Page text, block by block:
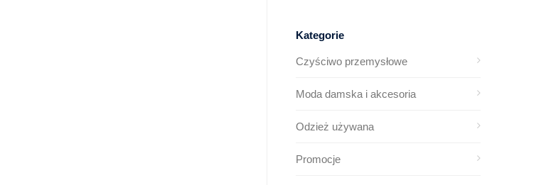
Kategorie
Czyściwo przemysłowe
Moda damska i akcesoria
Odzież używana
Promocje